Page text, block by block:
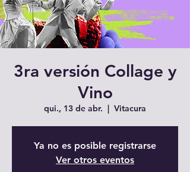
3ra versión Collage y
Vino
qui., 13 de abr.
  |
Vitacura
Ya no es posible registrarse
Ver otros eventos